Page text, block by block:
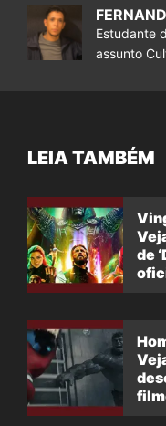
Estudante
assunto
LEIA TAMBÉM
de